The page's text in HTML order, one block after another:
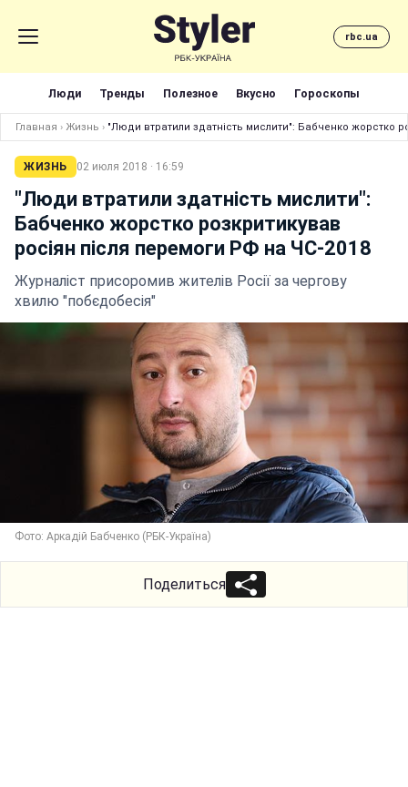
rbc.ua
Люди Тренды Полезное Вкусно Гороскопы
Главная › Жизнь › "Люди втратили здатність мислити": Бабченко жорстко
ЖИЗНЬ 02 июля 2018 · 16:59
"Люди втратили здатність мислити":
Бабченко жорстко розкритикував
росіян після перемоги РФ на ЧС-2018
Журналіст присоромив жителів Росії за чергову
хвилю "побєдобесія"
Фото: Аркадій Бабченко (РБК-Україна)
Поделиться